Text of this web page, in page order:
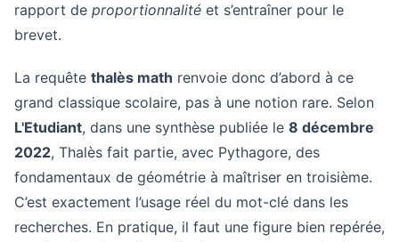
rapport de proportionnalité et s’entraîner pour le
brevet.
La requête thalès math renvoie donc d’abord à ce
grand classique scolaire, pas à une notion rare. Selon
L'Etudiant, dans une synthèse publiée le 8 décembre
2022, Thalès fait partie, avec Pythagore, des
fondamentaux de géométrie à maîtriser en troisième.
C’est exactement l’usage réel du mot-clé dans les
recherches. En pratique, il faut une figure bien repérée,